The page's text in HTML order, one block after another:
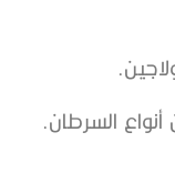
السرطان.